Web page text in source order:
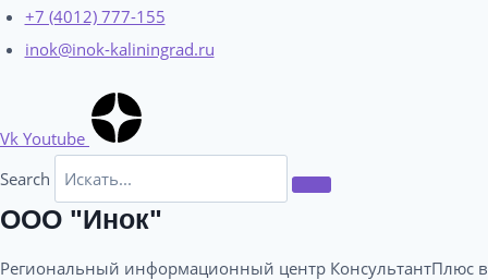
Перейти
к
+7 (4012) 777-155
inok@inok-kaliningrad.ru
Vk Youtube
Search
ООО "Инок"
Региональный информационный центр КонсультантПлюс в